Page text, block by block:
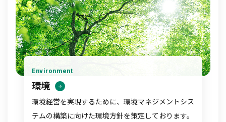
Environment
環境
環境経営を実現するために、環境マネジメントシス
テムの構築に向けた環境方針を策定しております。